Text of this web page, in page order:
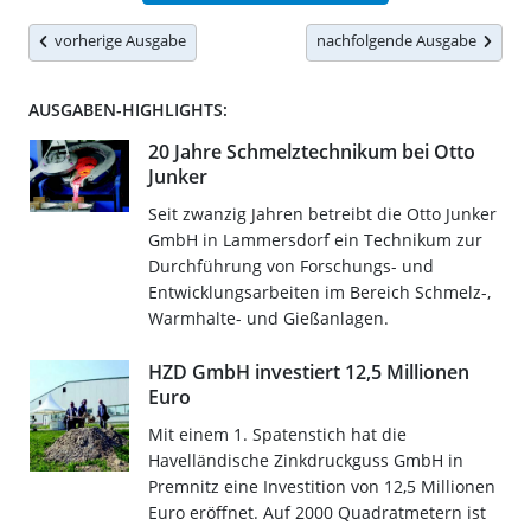
vorherige Ausgabe nachfolgende Ausgabe
AUSGABEN-HIGHLIGHTS:
20 Jahre Schmelztechnikum bei Otto
Junker
Seit zwanzig Jahren betreibt die Otto Junker
GmbH in Lammersdorf ein Technikum zur
Durchführung von Forschungs- und
Entwicklungsarbeiten im Bereich Schmelz-,
Warmhalte- und Gießanlagen.
HZD GmbH investiert 12,5 Millionen
Euro
Mit einem 1. Spatenstich hat die
Havelländische Zinkdruckguss GmbH in
Premnitz eine Investition von 12,5 Millionen
Euro eröffnet. Auf 2000 Quadratmetern ist